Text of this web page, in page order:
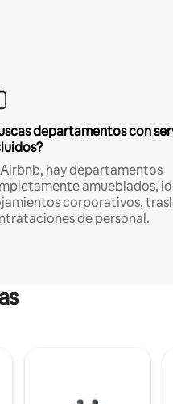
departamentos con
Airbnb, hay departamentos
amueblados,
corporativos,
de personal.